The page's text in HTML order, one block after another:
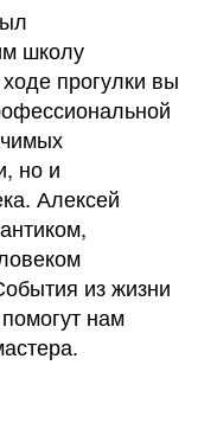
школу
прогулки вы
но и
Алексей
из жизни
нам